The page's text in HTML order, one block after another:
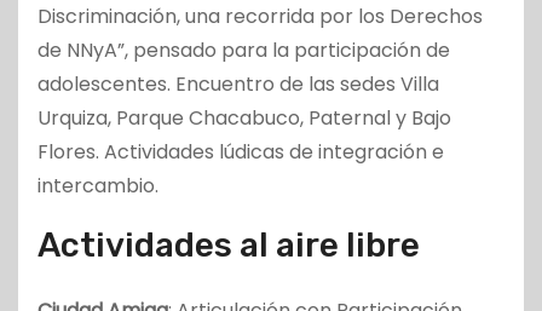
Discriminación, una recorrida por los Derechos
de NNyA”, pensado para la participación de
adolescentes. Encuentro de las sedes Villa
Urquiza, Parque Chacabuco, Paternal y Bajo
Flores. Actividades lúdicas de integración e
intercambio.
Actividades al aire libre